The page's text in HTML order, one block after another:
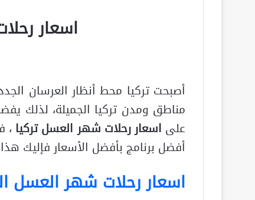
اسعار
أصبحت تركيا محط أنظار العرسان
مناطق ومدن تركيا الجميلة، لذلك
على اسعار رحلات شهر العسل تركيا ،
أفضل برنامج بأفضل الأسعار فإليك هذا
اسعار رحلات شهر العسل